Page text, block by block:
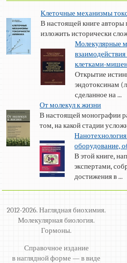
Клеточные механизмы
В настоящей книге авторы
изложить исторически
Молекулярные
клетками-
Открытие
эндотоксинам
сделанное на ...
От молекул к жизни
В настоящей монографии
том, на какой стадии
оборудование,
В этой книге,
экспертами,
достижения в ...
2012-2026. Наглядная биохимия.
Молекулярная биология.
Гормоны.
Справочное издание
в наглядной форме — в виде